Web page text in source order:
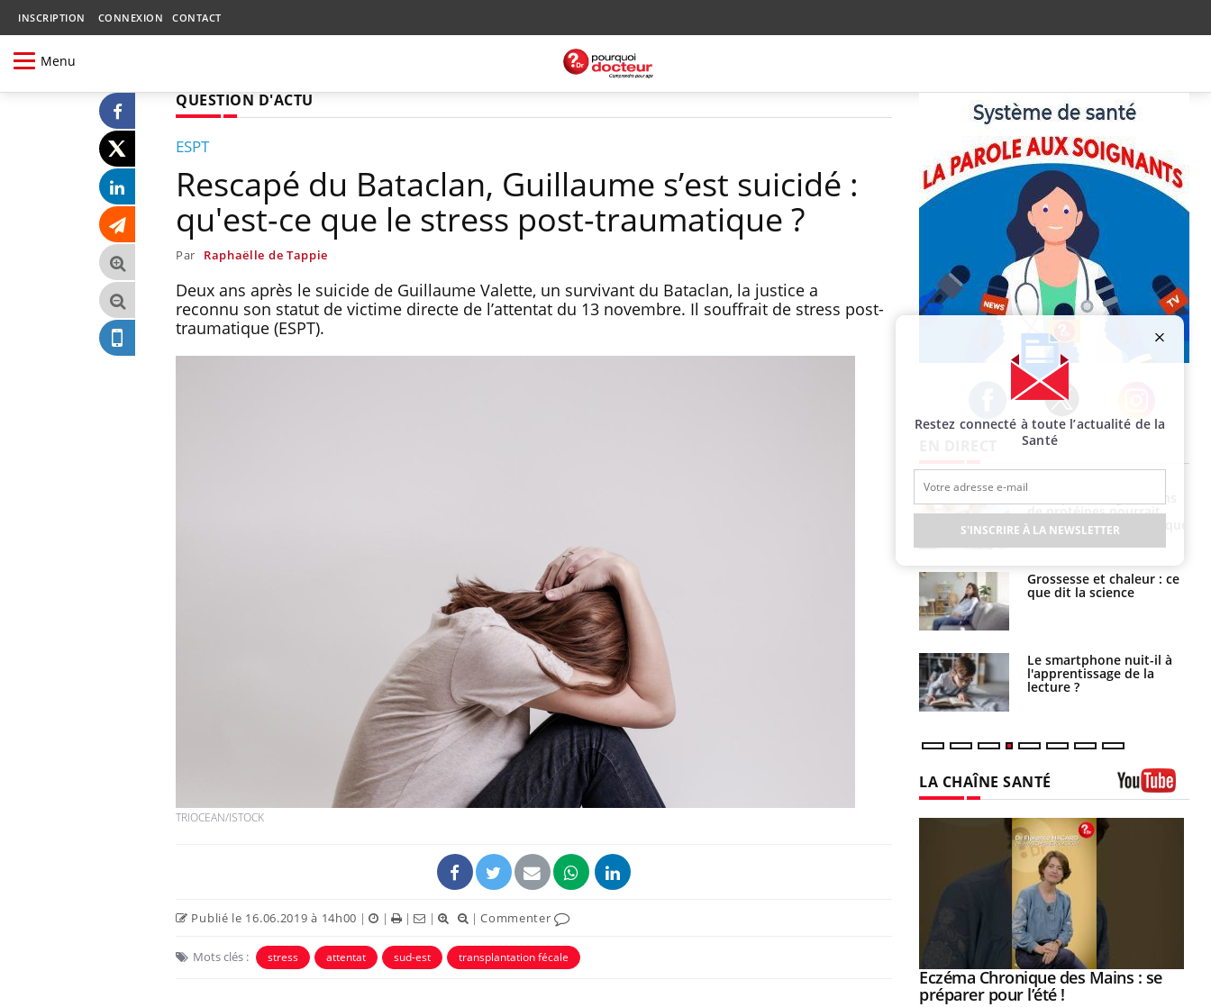
INSCRIPTION CONNEXION CONTACT
Menu
QUESTION D'ACTU
ESPT
Rescapé du Bataclan, Guillaume s’est suicidé :
qu'est-ce que le stress post-traumatique ?
Par Raphaëlle de Tappie
Deux ans après le suicide de Guillaume Valette, un survivant du Bataclan, la justice a
reconnu son statut de victime directe de l’attentat du 13 novembre. Il souffrait de stress post-
traumatique (ESPT).
TRIOCEAN/ISTOCK
Publié le 16.06.2019 à 14h00 | | | | |Commenter
Mots clés : stress attentat sud-est transplantation fécale
Facebook Twitter Instagram
La sieste empêche-t-elle
de dormir la nuit ?
VIH : la fin du comprimé
tous les jours se profile-t-
elle enfin ?
de protéines pourrait
finalement être bénéfique
Grossesse et chaleur : ce
que dit la science
Le smartphone nuit-il à
l'apprentissage de la
lecture ?
LA CHAÎNE SANTÉ
Youtube
Eczéma Chronique des Mains : se
préparer pour l’été !Youtube
Restez connecté à toute l’actualité de la
Santé
S'INSCRIRE À LA NEWSLETTER